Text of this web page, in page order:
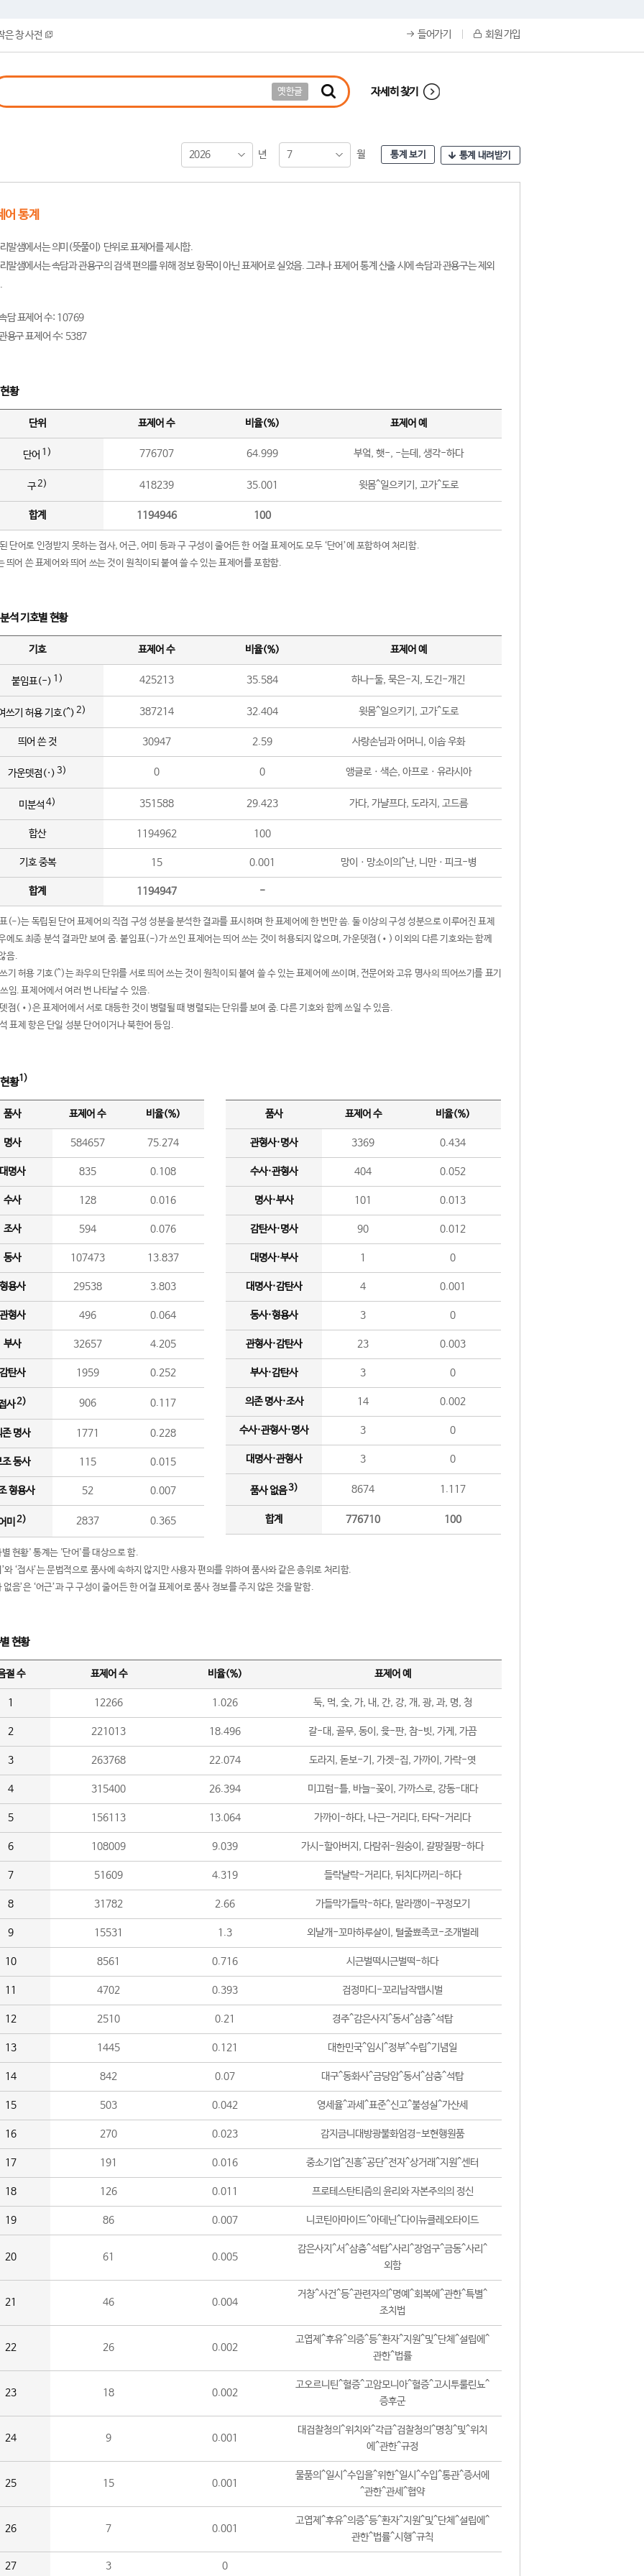
은 창 사전 들어가기 회원 가입
옛한글 자세히 찾기
2026 년 7 월 통계 보기 통계 내려받기
어 통계
말샘에서는 의미(뜻풀이) 단위로 표제어를 제시함.
말샘에서는 속담과 관용구의 검색 편의를 위해 정보 항목이 아닌 표제어로 실었음. 그러나 표제어 통계 산출 시에 속담과 관용구는 제외
담 표제어 수: 10769
용구 표제어 수: 5387
황
단위 표제어 수 비율(%) 표제어 예
단어 1) 776707 64.999 부엌, 햇-, -는데, 생각-하다
구2) 418239 35.001 윗몸^일으키기, 고가^도로
합계 1194946 100
단어로 인정받지 못하는 접사, 어근, 어미 등과 구 구성이 줄어든 한 어절 표제어도 모두 ‘단어’에 포함하여 처리함.
띄어 쓴 표제어와 띄어 쓰는 것이 원칙이되 붙여 쓸 수 있는 표제어를 포함함.
석 기호별 현황
기호 표제어 수 비율(%) 표제어 예
붙임표(-) 1) 425213 35.584 하나-둘, 묵은-지, 도긴-개긴
쓰기 허용 기호(^) 2) 387214 32.404 윗몸^일으키기, 고가^도로
띄어 쓴 것 30947 2.59 사랑손님과 어머니, 이솝 우화
가운뎃점(·) 3) 0 0 앵글로ㆍ색슨, 아프로ㆍ유라시아
미분석 4) 351588 29.423 가다, 가냘프다, 도라지, 고드름
합산 1194962 100
기호 중복 15 0.001 망이ㆍ망소이의^난, 니만ㆍ피크-병
합계 1194947 -
(-)는 독립된 단어 표제어의 직접 구성 성분을 분석한 결과를 표시하며 한 표제어에 한 번만 씀. 둘 이상의 구성 성분으로 이루어진 표제
에도 최종 분석 결과만 보여 줌. 붙임표(-)가 쓰인 표제어는 띄어 쓰는 것이 허용되지 않으며, 가운뎃점(•) 이외의 다른 기호와는 함께
음.
기 허용 기호(^)는 좌우의 단위를 서로 띄어 쓰는 것이 원칙이되 붙여 쓸 수 있는 표제어에 쓰이며, 전문어와 고유 명사의 띄어쓰기를 표기
임. 표제어에서 여러 번 나타날 수 있음.
점(•)은 표제어에서 서로 대등한 것이 병렬될 때 병렬되는 단위를 보여 줌. 다른 기호와 함께 쓰일 수 있음.
표제 항은 단일 성분 단어이거나 북한어 등임.
황1)
품사 표제어 수 비율(%)
명사 584657 75.274
명사 835 0.108
수사 128 0.016
조사 594 0.076
동사 107473 13.837
용사 29538 3.803
형사 496 0.064
부사 32657 4.205
탄사 1959 0.252
사2) 906 0.117
존 명사 1771 0.228
조 동사 115 0.015
형용사 52 0.007
미 2) 2837 0.365
품사 표제어 수 비율(%)
관형사·명사 3369 0.434
수사·관형사 404 0.052
명사·부사 101 0.013
감탄사·명사 90 0.012
대명사·부사 1 0
대명사·감탄사 4 0.001
동사·형용사 3 0
관형사·감탄사 23 0.003
부사·감탄사 3 0
의존 명사·조사 14 0.002
수사·관형사·명사 3 0
대명사·관형사 3 0
품사 없음3) 8674 1.117
합계 776710 100
현황' 통계는 '단어'를 대상으로 함.
와 ‘접사’는 문법적으로 품사에 속하지 않지만 사용자 편의를 위하여 품사와 같은 층위로 처리함.
없음’은 ‘어근’과 구 구성이 줄어든 한 어절 표제어로 품사 정보를 주지 않은 것을 말함.
현황
절 수 표제어 수 비율(%) 표제어 예
1 12266 1.026 둑, 먹, 숯, 가, 내, 간, 강, 개, 광, 과, 명, 청
2 221013 18.496 갈-대, 골무, 동이, 윷-판, 참-빗, 가게, 가끔
3 263768 22.074 도라지, 돋보-기, 가겟-집, 가까이, 가락-엿
4 315400 26.394 미끄럼-틀, 바늘-꽂이, 가까스로, 강동-대다
5 156113 13.064 가까이-하다, 나근-거리다, 타닥-거리다
6 108009 9.039 가시-할아버지, 다람쥐-원숭이, 갈팡질팡-하다
7 51609 4.319 들락날락-거리다, 뒤치다꺼리-하다
8 31782 2.66 가들막가들막-하다, 말라깽이-꾸정모기
9 15531 1.3 외날개-꼬마하루살이, 털줄뾰족코-조개벌레
10 8561 0.716 시근벌떡시근벌떡-하다
11 4702 0.393 검정마디-꼬리납작맵시벌
12 2510 0.21 경주^감은사지^동서^삼층^석탑
13 1445 0.121 대한민국^임시^정부^수립^기념일
14 842 0.07 대구^동화사^금당암^동서^삼층^석탑
15 503 0.042 영세율^과세^표준^신고^불성실^가산세
16 270 0.023 감지금니대방광불화엄경-보현행원품
17 191 0.016 중소기업^진흥^공단^전자^상거래^지원^센터
18 126 0.011 프로테스탄티즘의 윤리와 자본주의의 정신
19 86 0.007 니코틴아마이드^아데닌^다이뉴클레오타이드
20 61 0.005
감은사지^서^삼층^석탑^사리^장엄구^금동^사리^
외함
21 46 0.004
거창^사건^등^관련자의^명예^회복에^관한^특별^
조치법
22 26 0.002
고엽제^후유^의증^등^환자^지원^및^단체^설립에^
관한^법률
23 18 0.002
고오르니틴^혈증^고암모니아^혈증^고시투룰린뇨^
증후군
24 9 0.001
대검찰청의^위치와^각급^검찰청의^명칭^및^위치
에^관한^규정
25 15 0.001
물품의^일시^수입을^위한^일시^수입^통관^증서에
^관한^관세^협약
26 7 0.001
고엽제^후유^의증^등^환자^지원^및^단체^설립에^
관한^법률^시행^규칙
27 3 0